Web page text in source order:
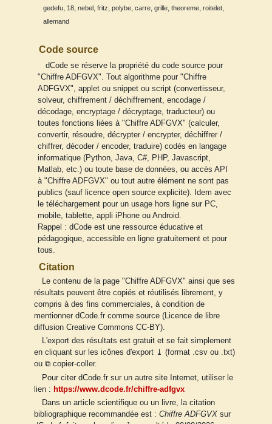
gedefu, 18, nebel , fritz, polybe, carre, grille, theoreme, roitelet,
allemand
Code source
dCode se réserve la propriété du code source pour
"Chiffre ADFGVX". Tout algorithme pour "Chiffre
ADFGVX", applet ou snippet ou script (convertisseur,
solveur, chiffrement / déchiffrement, encodage /
décodage, encryptage / décryptage, traducteur) ou
toutes fonctions liées à "Chiffre ADFGVX" (calculer,
convertir, résoudre, décrypter / encrypter, déchiffrer /
chiffrer, décoder / encoder, traduire) codés en langage
informatique (Python, Java, C#, PHP, Javascript,
Matlab, etc.) ou toute base de données, ou accès API
à "Chiffre ADFGVX" ou tout autre élément ne sont pas
publics (sauf licence open source explicite). Idem avec
le téléchargement pour un usage hors ligne sur PC,
mobile, tablette, appli iPhone ou Android.
Rappel : dCode est une ressource éducative et
pédagogique, accessible en ligne gratuitement et pour
tous.
Citation
Le contenu de la page "Chiffre ADFGVX" ainsi que ses
résultats peuvent être copiés et réutilisés librement, y
compris à des fins commerciales, à condition de
mentionner dCode.fr comme source (Licence de libre
diffusion Creative Commons CC-BY).
L'export des résultats est gratuit et se fait simplement
en cliquant sur les icônes d'export ⤓ (format .csv ou .txt)
ou ⧉ copier-coller.
Pour citer dCode.fr sur un autre site Internet, utiliser le
lien : https://www.dcode.fr/chiffre-adfgvx
Dans un article scientifique ou un livre, la citation
bibliographique recommandée est : Chiffre ADFGVX sur